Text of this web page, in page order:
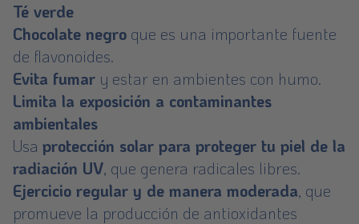
Té verde
Chocolate negro que es una importante fuente
de flavonoides.
Evita fumar y estar en ambientes con humo.
Limita la exposición a contaminantes
ambientales
Usa protección solar para proteger tu piel de la
radiación UV, que genera radicales libres.
Ejercicio regular y de manera moderada, que
promueve la producción de antioxidantes